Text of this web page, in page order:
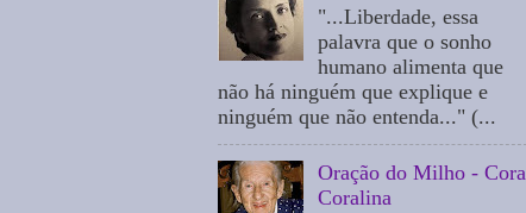
"...Liberdade, essa
palavra que o sonho
humano alimenta que
não há ninguém que explique e
ninguém que não entenda..." (...
Oração do Milho - Cora
Coralina